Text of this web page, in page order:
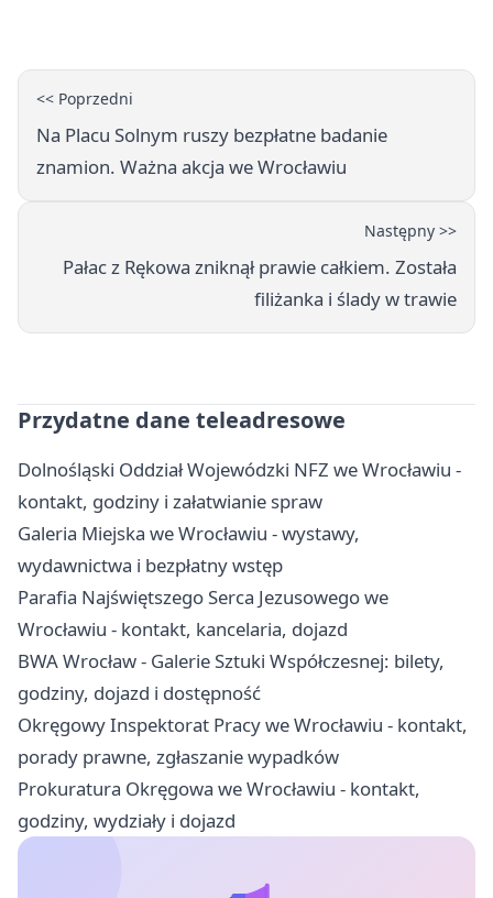
<< Poprzedni
Na Placu Solnym ruszy bezpłatne badanie
znamion. Ważna akcja we Wrocławiu
Następny >>
Pałac z Rękowa zniknął prawie całkiem. Została
filiżanka i ślady w trawie
Przydatne dane teleadresowe
Dolnośląski Oddział Wojewódzki NFZ we Wrocławiu -
kontakt, godziny i załatwianie spraw
Galeria Miejska we Wrocławiu - wystawy,
wydawnictwa i bezpłatny wstęp
Parafia Najświętszego Serca Jezusowego we
Wrocławiu - kontakt, kancelaria, dojazd
BWA Wrocław - Galerie Sztuki Współczesnej: bilety,
godziny, dojazd i dostępność
Okręgowy Inspektorat Pracy we Wrocławiu - kontakt,
porady prawne, zgłaszanie wypadków
Prokuratura Okręgowa we Wrocławiu - kontakt,
godziny, wydziały i dojazd